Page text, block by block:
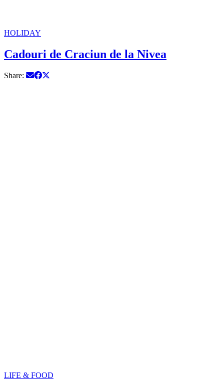
HOLIDAY
Cadouri de Craciun de la Nivea
Share:
LIFE & FOOD